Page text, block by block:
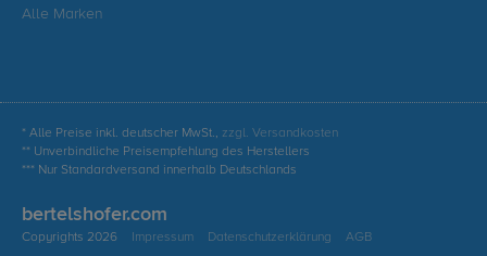
Alle Marken
* Alle Preise inkl. deutscher MwSt., zzgl. Versandkosten
** Unverbindliche Preisempfehlung des Herstellers
*** Nur Standardversand innerhalb Deutschlands
bertelshofer.com
Copyrights 2026 Impressum Datenschutzerklärung AGB